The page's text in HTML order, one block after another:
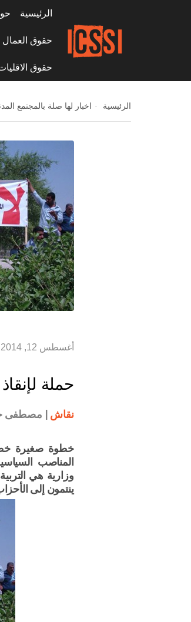
الرئيسية
حقوق العمال
حقوق
الرئيسية اخبار لها صلة بالمجتمع
أغسطس 12, 2014
حملة
نقاش | مصطفى
خطوة صغيرة
المناصب
وزارية هي
ينتمون إلى